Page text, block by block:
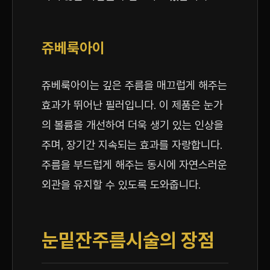
쥬베룩아이
쥬베룩아이는 깊은 주름을 매끄럽게 해주는
효과가 뛰어난 필러입니다. 이 제품은 눈가
의 볼륨을 개선하여 더욱 생기 있는 인상을
주며, 장기간 지속되는 효과를 자랑합니다.
주름을 부드럽게 해주는 동시에 자연스러운
외관을 유지할 수 있도록 도와줍니다.
눈밑잔주름시술의 장점